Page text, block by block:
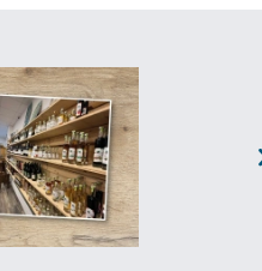
Catering-Angebote für
das seit 2020
Produkten, die direkt von
sondern bieten auch
das Konzept die